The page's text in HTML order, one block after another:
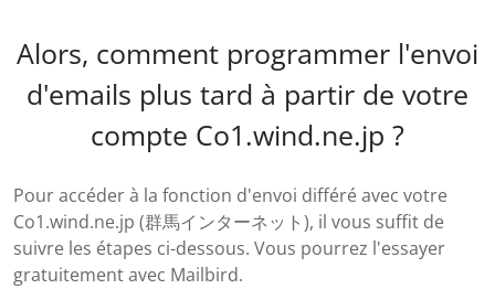
Alors, comment programmer l'envoi
d'emails plus tard à partir de votre
compte Co1.wind.ne.jp ?
Pour accéder à la fonction d'envoi différé avec votre
Co1.wind.ne.jp (群馬インターネット), il vous suffit de
suivre les étapes ci-dessous. Vous pourrez l'essayer
gratuitement avec Mailbird.